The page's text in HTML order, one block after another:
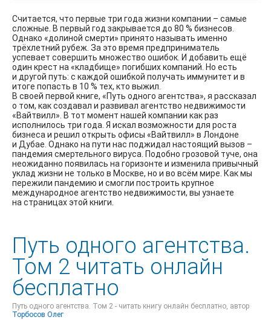
Считается, что первые три года жизни компании – самые
сложные. В первый год закрывается до 80 % бизнесов.
Однако «долиной смерти» принято называть именно
трёхлетний рубеж. За это время предприниматель
успевает совершить множество ошибок. И добавить ещё
один крест на «кладбище» погибших компаний. Но есть
и другой путь: с каждой ошибкой получать иммунитет и в
итоге попасть в 10 % тех, кто выжил.
В своей первой книге, «Путь одного агентства», я рассказал
о том, как создавал и развивал агентство недвижимости
«Вайтвилл». В тот момент нашей компании как раз
исполнилось три года. Я искал возможности для роста
бизнеса и решил открыть офисы «Вайтвилл» в Лондоне
и Дубае. Однако на пути нас поджидал настоящий вызов –
пандемия смертельного вируса. Подобно грозовой туче, она
неожиданно появилась на горизонте и изменила привычный
уклад жизни не только в Москве, но и во всём мире. Как мы
пережили пандемию и смогли построить крупное
международное агентство недвижимости, вы узнаете
на страницах этой книги.
Путь одного агентства.
Том 2 читать онлайн
бесплатно
Путь одного агентства. Том 2 - читать книгу онлайн бесплатно, автор
Торбосов Олег